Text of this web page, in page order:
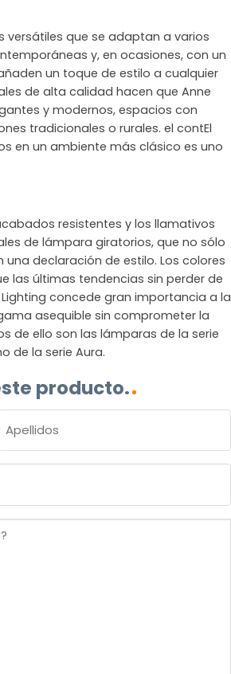
versátiles que se adaptan a varios
y, en ocasiones, con un
un toque de estilo a cualquier
de alta calidad hacen que Anne
y modernos, espacios con
tradicionales o rurales. el contEl
en un ambiente más clásico es uno
resistentes y los llamativos
de lámpara giratorios, que no sólo
declaración de estilo. Los colores
las últimas tendencias sin perder de
concede gran importancia a la
asequible sin comprometer la
de ello son las lámparas de la serie
de la serie Aura.
producto.